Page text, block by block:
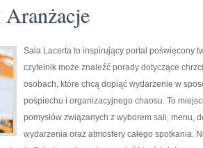
Sala Lacerta to inspirujący portal poświęcony
czytelnik może znaleźć porady dotyczące
osobach, które chcą dopiąć wydarzenie w
pośpiechu i organizacyjnego chaosu. To
pomysłów związanych z wyborem sali, menu,
wydarzenia oraz atmosfery całego spotkania.